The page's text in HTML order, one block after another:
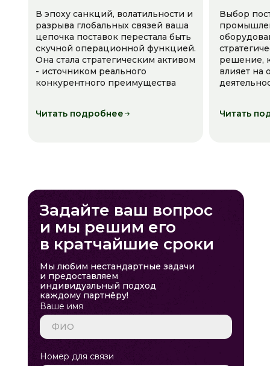
В эпоху санкций, волатильности и
разрыва глобальных связей ваша
цепочка поставок перестала быть
скучной операционной функцией.
Она стала стратегическим активом
- источником реального
конкурентного преимущества
Читать подробнее
Выбор
решение,
влияет на
Читать
Задайте ваш вопрос
и мы решим его
в кратчайшие сроки
Мы любим нестандартные задачи
и предоставляем
индивидуальный подход
каждому партнёру!
Ваше имя
Номер для связи